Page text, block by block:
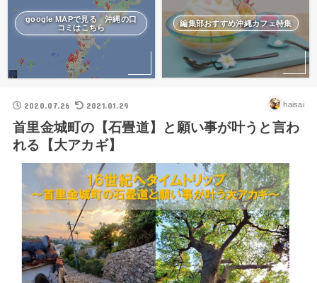
google MAPで見る 沖縄の口
コミはこちら
編集部おすすめ沖縄カフェ特集
2020.07.26 2021.01.29 haisai
首里金城町の【石畳道】と願い事が叶うと言わ
れる【大アカギ】